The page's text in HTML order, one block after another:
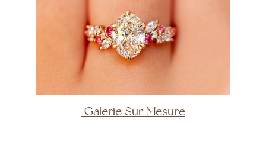
Galerie Sur Mesure